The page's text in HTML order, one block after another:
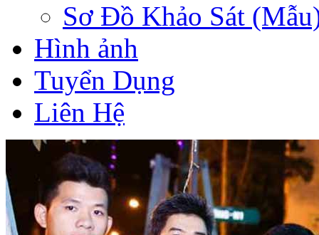
Sơ Đồ Khảo Sát
Hình ảnh
Tuyển Dụng
Liên Hệ